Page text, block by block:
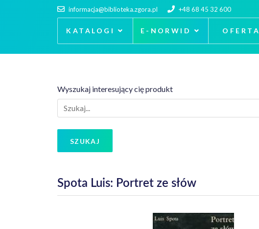
informacja@biblioteka.zgora.pl +48 68 45 32 600
KATALOGI E-NORWID OFERTA
Wyszukaj interesujący cię produkt
SZUKAJ
Spota Luis: Portret ze słów